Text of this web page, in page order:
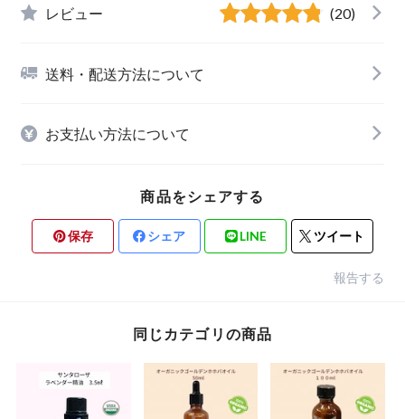
レビュー (20)
送料・配送方法について
お支払い方法について
商品をシェアする
保存 シェア LINE ツイート
報告する
同じカテゴリの商品